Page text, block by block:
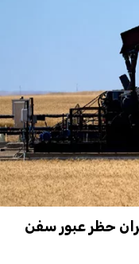
إيران حظر عبور سفن